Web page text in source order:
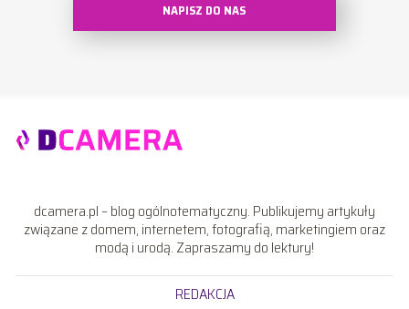
NAPISZ DO NAS
dcamera.pl – blog ogólnotematyczny. Publikujemy artykuły
związane z domem, internetem, fotografią, marketingiem oraz
modą i urodą. Zapraszamy do lektury!
REDAKCJA